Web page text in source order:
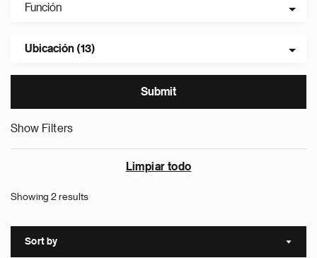
Función
Ubicación (13)
Show Filters
Limpiar todo
Showing 2 results
Sort by Sort